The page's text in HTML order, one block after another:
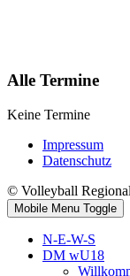
Alle Termine
Keine Termine
Impressum
Datenschutz
© Volleyball
Mobile Menu Toggle
N-E-W-S
DM wU18